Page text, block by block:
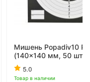
Мишень Popadiv10
(140x140 мм, 50 шт,
5.0
Товар в наличии